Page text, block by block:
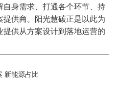
身需求、打通各个环节、持
供商。阳光慧碳正是以此为
供从方案设计到落地运营的
新能源占比